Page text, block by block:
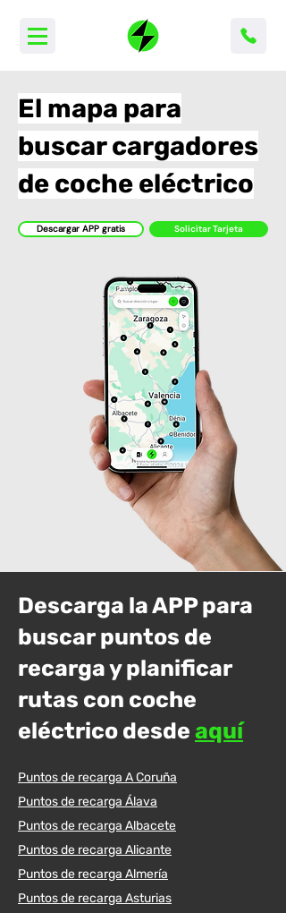
El mapa para
buscar cargadores
de coche eléctrico
Descargar APP gratis Solicitar Tarjeta
Descarga la APP para
buscar puntos de
recarga y planificar
rutas con coche
eléctrico desde aquí
Puntos de recarga A Coruña
Puntos de recarga Álava
Puntos de recarga Albacete
Puntos de recarga Alicante
Puntos de recarga Almería
Puntos de recarga Asturias